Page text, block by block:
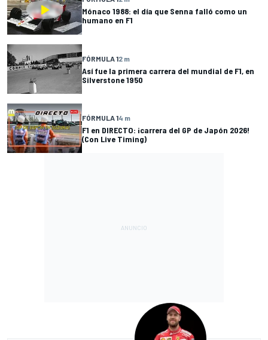
Mónaco 1988: el día que Senna falló como un
humano en F1
FÓRMULA 12 m
Así fue la primera carrera del mundial de F1, en
Silverstone 1950
FÓRMULA 14 m
F1 en DIRECTO: ¡carrera del GP de Japón 2026!
(Con Live Timing)